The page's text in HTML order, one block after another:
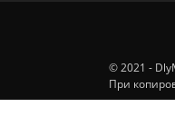
© 2021 -
При